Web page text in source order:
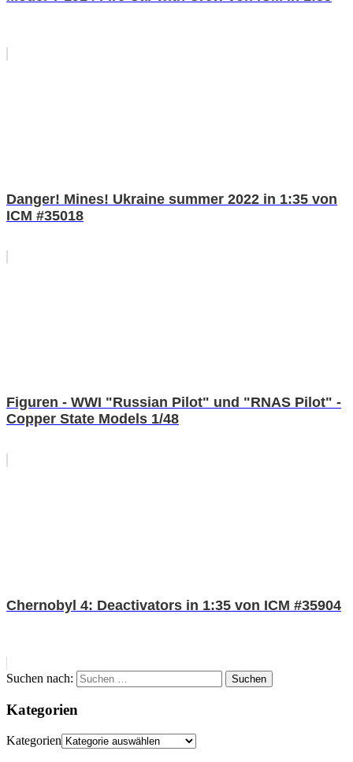
Danger! Mines! Ukraine summer 2022 in 1:35 von
ICM #35018
Figuren - WWI "Russian Pilot" und "RNAS Pilot" -
Copper State Models 1/48
Chernobyl 4: Deactivators in 1:35 von ICM #35904
Suchen nach: Suchen
Kategorien
Kategorien